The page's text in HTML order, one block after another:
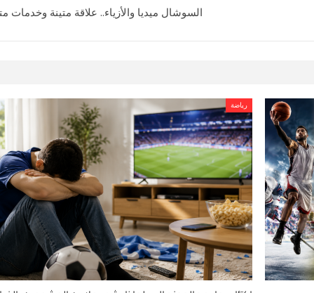
السوشال ميديا والأزياء.. علاقة متينة وخدمات
رياضة